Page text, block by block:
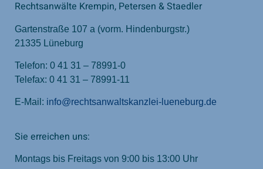
Rechtsanwälte Krempin, Petersen & Staedler
Gartenstraße 107 a (vorm. Hindenburgstr.)
21335 Lüneburg
Telefon: 0 41 31 – 78991-0
Telefax: 0 41 31 – 78991-11
E-Mail: info@rechtsanwaltskanzlei-lueneburg.de
Sie erreichen uns:
Montags bis Freitags von 9:00 bis 13:00 Uhr